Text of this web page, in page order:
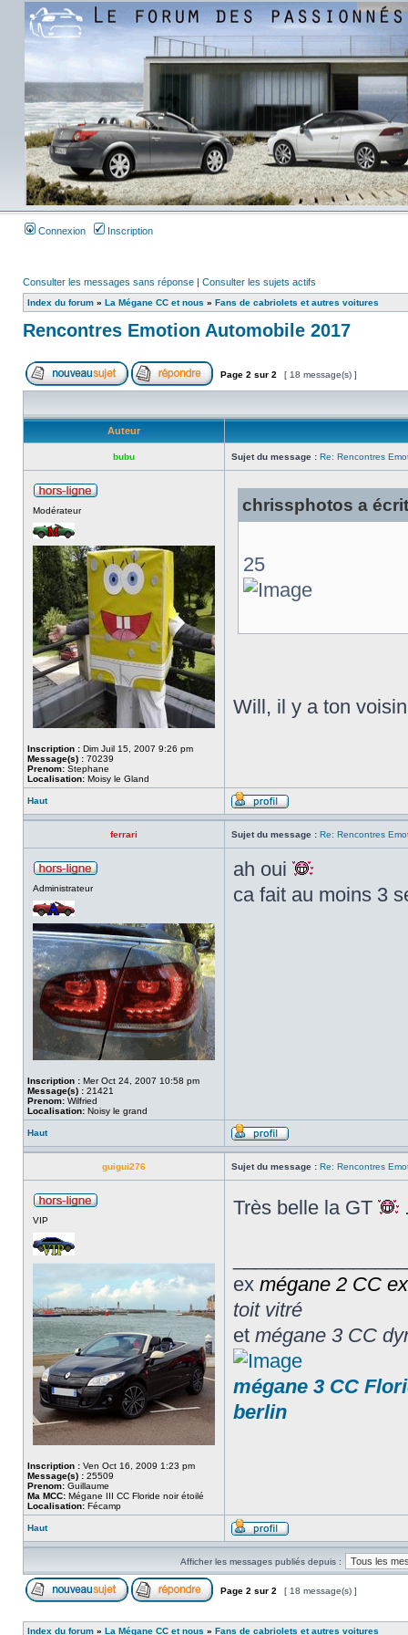
Connexion Inscription
Consulter les messages sans réponse | Consulter les sujets actifs
Index du forum » La Mégane CC et nous » Fans de cabriolets et autres voitures
Rencontres Emotion Automobile 2017
Page 2 sur 2 [ 18 message(s) ]
Auteur
bubu Sujet du message : Re: Rencontres
Modérateur
Inscription : Dim Juil 15, 2007 9:26 pm
Message(s) : 70239
Prenom: Stephane
Localisation: Moisy le Gland
chrissphotos a
25
Will, il y a ton
Haut
ferrari Sujet du message : Re: Rencontres
Administrateur
Inscription : Mer Oct 24, 2007 10:58 pm
Message(s) : 21421
Prenom: Wilfried
Localisation: Noisy le grand
ah oui
ca fait au moins 3
Haut
guigui276 Sujet du message : Re: Rencontres
VIP
Inscription : Ven Oct 16, 2009 1:23 pm
Message(s) : 25509
Prenom: Guillaume
Ma MCC: Mégane III CC Floride noir étoilé
Localisation: Fécamp
Très belle la GT
ex mégane 2 CC
toit vitré
et mégane 3 CC
mégane 3 CC
berlin
Haut
Afficher les messages publiés depuis :
Page 2 sur 2 [ 18 message(s) ]
Index du forum » La Mégane CC et nous » Fans de cabriolets et autres voitures